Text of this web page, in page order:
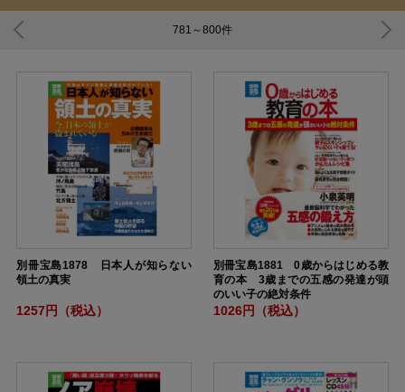
781～800件
別冊宝島1878 日本人が知らない
領土の真実
1257円（税込）
別冊宝島1881 0歳からはじめる教
育の本 3歳までの五感の発達が頭
のいい子の絶対条件
1026円（税込）